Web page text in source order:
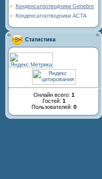
Конденсатоотводчики Genebre
Конденсатоотводчики ACTA
Статистика
Онлайн всего: 1
Гостей: 1
Пользователей: 0